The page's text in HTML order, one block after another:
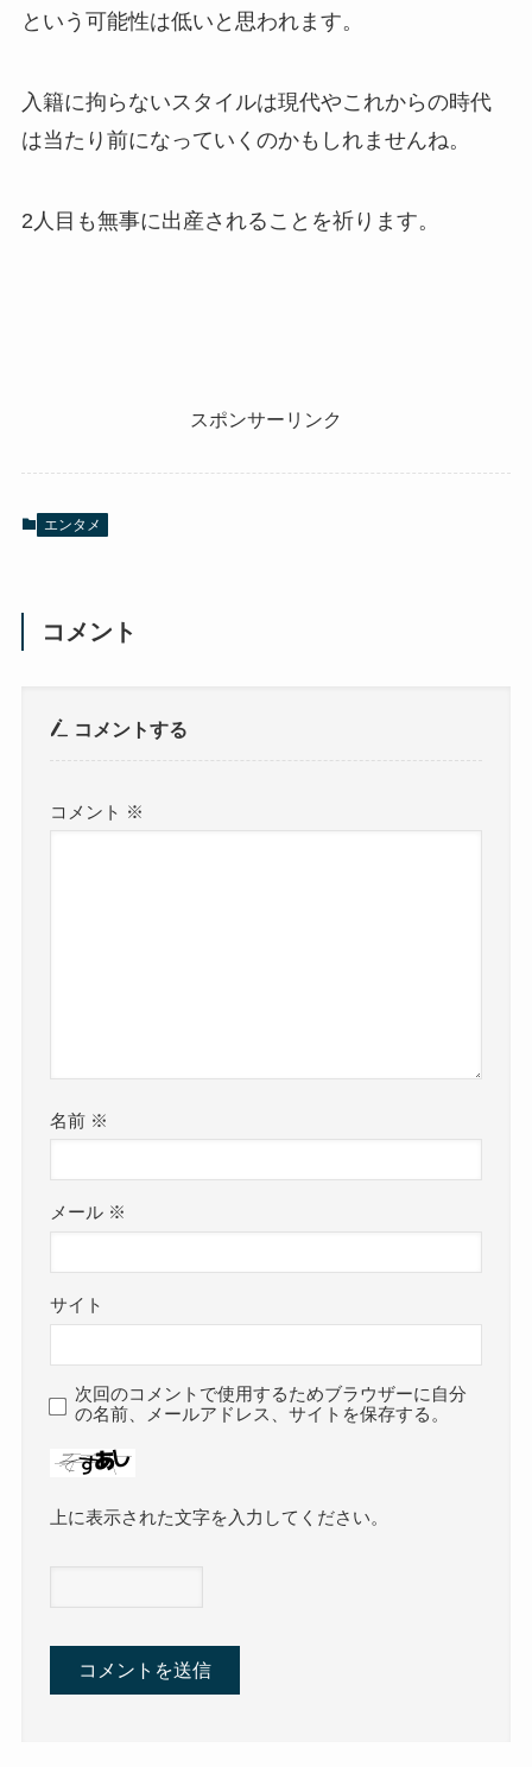
という可能性は低いと思われます。
入籍に拘らないスタイルは現代やこれからの時代
は当たり前になっていくのかもしれませんね。
2人目も無事に出産されることを祈ります。
スポンサーリンク
エンタメ
コメント
コメントする
コメント ※
名前 ※
メール ※
サイト
次回のコメントで使用するためブラウザーに自分
の名前、メールアドレス、サイトを保存する。
上に表示された文字を入力してください。